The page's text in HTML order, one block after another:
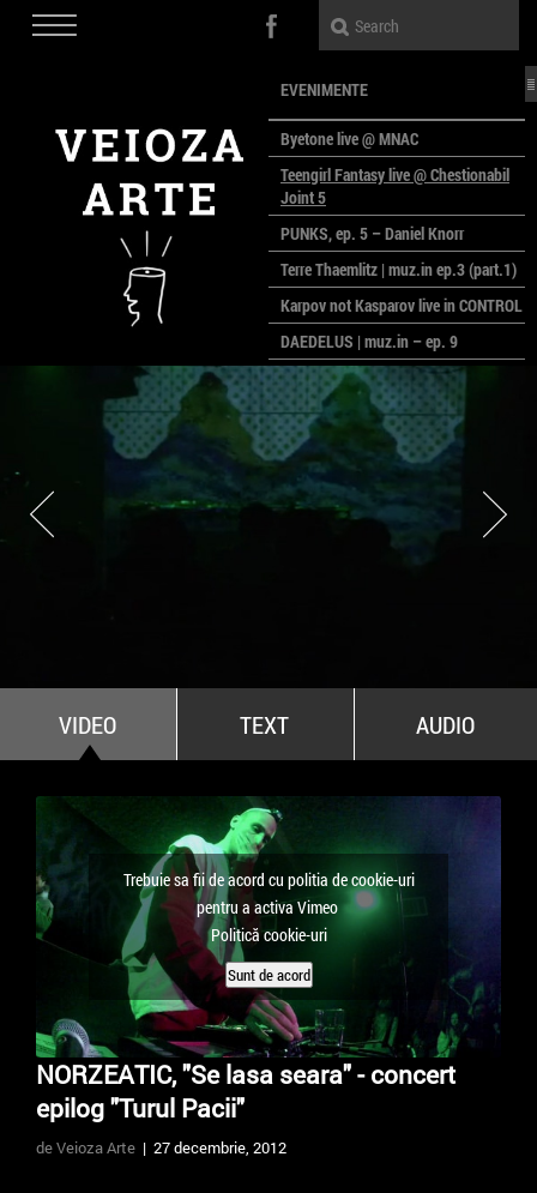
EVENIMENTE
Byetone live @ MNAC
Teengirl Fantasy live @ Chestionabil
Joint 5
PUNKS, ep. 5 – Daniel Knorr
Terre Thaemlitz | muz.in ep.3 (part.1)
Karpov not Kasparov live in CONTROL
DAEDELUS | muz.in – ep. 9
LALELE, LALELE – prima premieră a
anului la MACAZ
CinePOLSKA – filme poloneze la
București
PEOPLE OF ROMANIA se lansează la
galeria Simeza
All Stars For Outernational
VIDEO TEXT AUDIO
Trebuie sa fii de acord cu politia de cookie-uri
pentru a activa Vimeo
Politică cookie-uri
Sunt de acord
NORZEATIC, "Se lasa seara" - concert
epilog "Turul Pacii"
de Veioza Arte | 27 decembrie, 2012